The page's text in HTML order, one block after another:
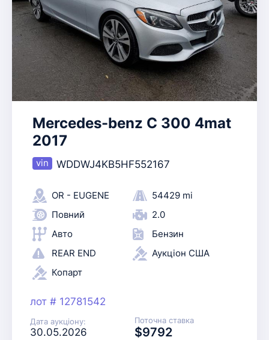
Mercedes-benz C 300 4mat
2017
WDDWJ4KB5HF552167
OR - EUGENE
54429 mi
Повний
2.0
Авто
Бензин
REAR END
Аукціон США
Копарт
лот # 12781542
Дата аукціону:
30.05.2026
Поточна ставка
$9792